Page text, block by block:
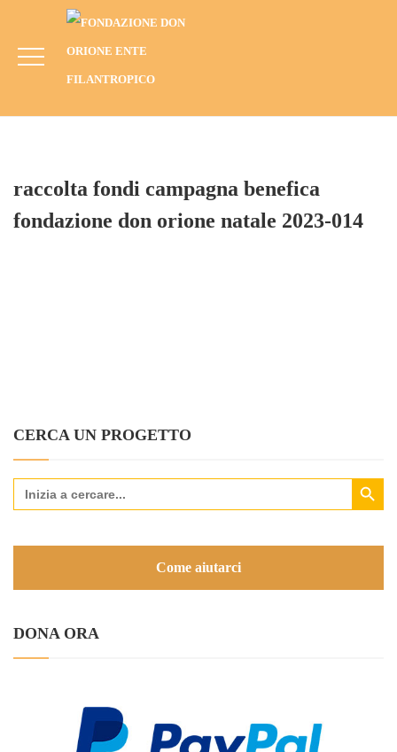
Raccolta Fondi Campagna Benefica
Fondazione Don Orione Natale 2023-014
BLOG CAMPAGNE
RACCOLTA FONDI CAMPAGNA BENEFICA FONDAZIONE DON
raccolta fondi campagna benefica
fondazione don orione natale 2023-014
CERCA UN PROGETTO
Search
for:
Search Button
Come aiutarci
DONA ORA